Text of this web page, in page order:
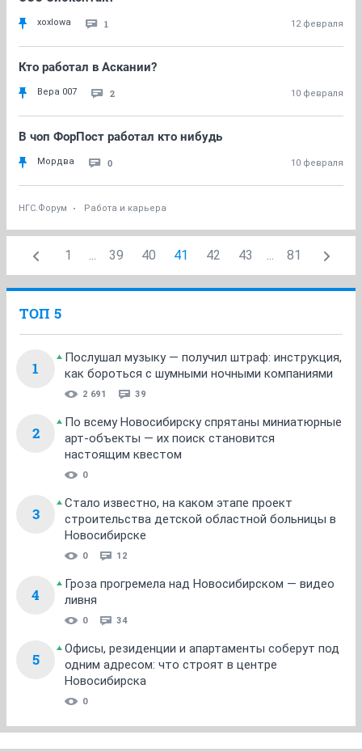
xoxlowa 1 12 февраля
Кто работал в Аскании?
Вера 007 2 10 февраля
В чоп ФорПост работал кто нибудь
Мордва 0 10 февраля
НГС.Форум Работа и карьера
1 ... 39 40 41 42 43 ... 81
ТОП 5
1
Послушал музыку — получил штраф: инструкция,
как бороться с шумными ночными компаниями
2 691 39
2
По всему Новосибирску спрятаны миниатюрные
арт-объекты — их поиск становится
настоящим квестом
0
3
Стало известно, на каком этапе проект
строительства детской областной больницы в
Новосибирске
0 12
4
Гроза прогремела над Новосибирском — видео
ливня
0 34
5
Офисы, резиденции и апартаменты соберут под
одним адресом: что строят в центре
Новосибирска
0